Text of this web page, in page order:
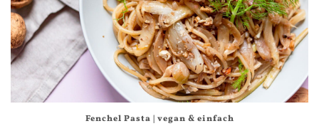
Fenchel Pasta | vegan & einfach